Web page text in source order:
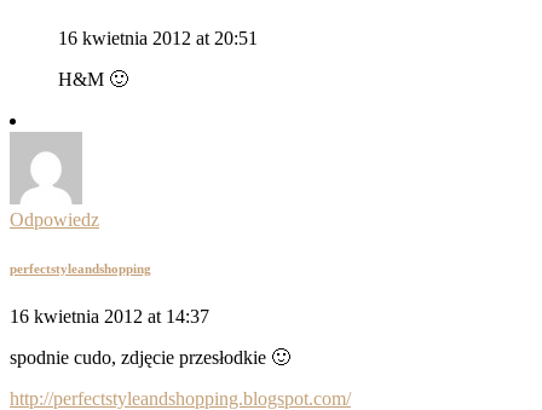
16 kwietnia 2012 at 20:51
H&M 🙂
Odpowiedz
perfectstyleandshopping
16 kwietnia 2012 at 14:37
spodnie cudo, zdjęcie przesłodkie 🙂
http://perfectstyleandshopping.blogspot.com/